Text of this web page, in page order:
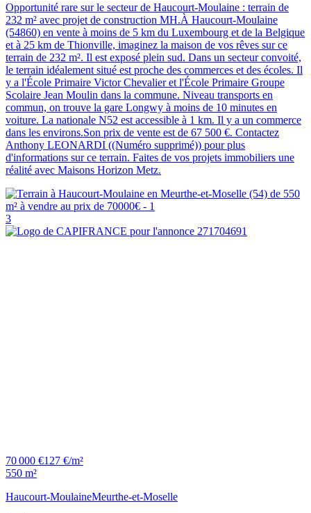
Opportunité rare sur le secteur de Haucourt-Moulaine : terrain de
232 m² avec projet de construction MH.À Haucourt-Moulaine
(54860) en vente à moins de 5 km du Luxembourg et de la Belgique
et à 25 km de Thionville, imaginez la maison de vos rêves sur ce
terrain de 232 m². Il est exposé plein sud. Dans un secteur convoité,
le terrain idéalement situé est proche des commerces et des écoles. Il
y a l'École Primaire Victor Chevalier et l'École Primaire Groupe
Scolaire Jean Moulin dans la commune. Niveau transports en
commun, on trouve la gare Longwy à moins de 10 minutes en
voiture. La nationale N52 est accessible à 1 km. Il y a un commerce
dans les environs.Son prix de vente est de 67 500 €. Contactez
Anthony LEONARDI ((Numéro supprimé)) pour plus
d'informations sur ce terrain. Faites de vos projets immobiliers une
réalité avec Maisons Horizon Metz.
3
70 000 €127 €/m²
550 m²
Haucourt-MoulaineMeurthe-et-Moselle